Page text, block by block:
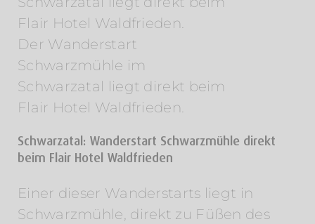
Der Wanderstart
Schwarzmühle im
Schwarzatal liegt direkt beim
Flair Hotel Waldfrieden.
Schwarzatal: Wanderstart Schwarzmühle direkt
beim Flair Hotel Waldfrieden
Einer dieser Wanderstarts liegt in
Schwarzmühle, direkt zu Füßen des